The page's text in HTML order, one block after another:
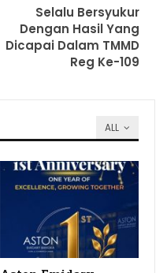
Selalu Bersyukur
Dengan Hasil Yang
Dicapai Dalam TMMD
Reg Ke-109
ALL